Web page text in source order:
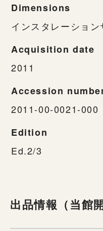
Dimensions
インスタレーショ
Acquisition date
2011
Accession
2011-00-0021-000
Edition
Ed.2/3
出品情報（当館開